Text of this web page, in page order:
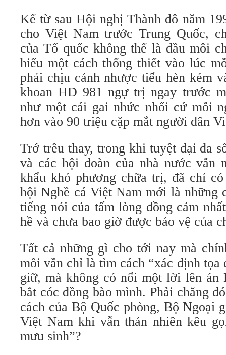
Kể từ sau Hội nghị Thành đô năm
cho Việt Nam trước Trung Quốc,
của Tổ quốc không thể là đầu môi
hiểu một cách thống thiết vào lúc
phải chịu cảnh nhược tiểu hèn kém
khoan HD 981 ngự trị ngay trước
như một cái gai nhức nhối cứ mỗi
hơn vào 90 triệu cặp mắt người dân
Trớ trêu thay, trong khi tuyệt đại đa
và các hội đoàn của nhà nước vẫn
khẩu khó phương chữa trị, đã chỉ
hội Nghề cá Việt Nam mới là những
tiếng nói của tấm lòng đồng cảm
hề và chưa bao giờ được bảo vệ của
Tất cả những gì cho tới nay mà
môi vẫn chỉ là tìm cách “xác định tọa
giữ, mà không có nổi một lời lên án
bắt cóc đồng bào mình. Phải chăng
cách của Bộ Quốc phòng, Bộ Ngoại
Việt Nam khi vẫn thản nhiên kêu
mưu sinh”?